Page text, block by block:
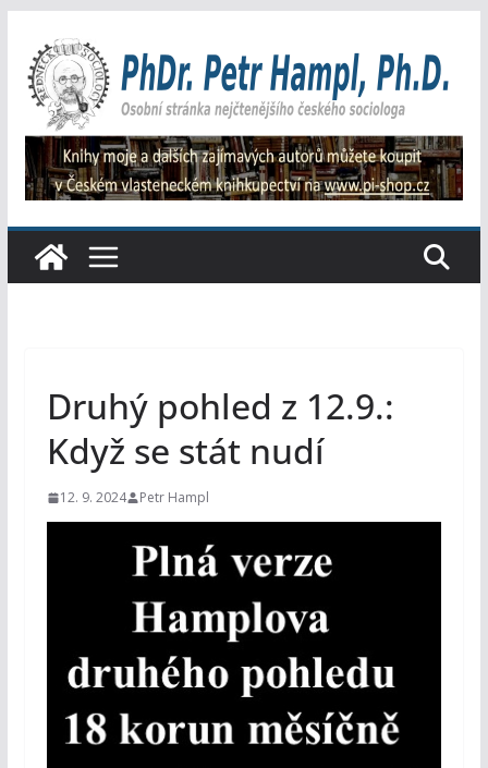
obsah
Druhý pohled z 12.9.:
Když se stát nudí
12. 9. 2024 Petr Hampl